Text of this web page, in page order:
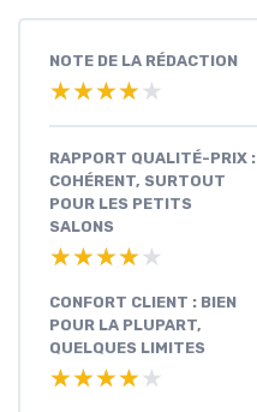
NOTE DE LA RÉDACTION
★★★★★
★★★★★
RAPPORT QUALITÉ-PRIX :
COHÉRENT, SURTOUT
POUR LES PETITS
SALONS
★★★★★
★★★★★
CONFORT CLIENT : BIEN
POUR LA PLUPART,
QUELQUES LIMITES
★★★★★
★★★★★